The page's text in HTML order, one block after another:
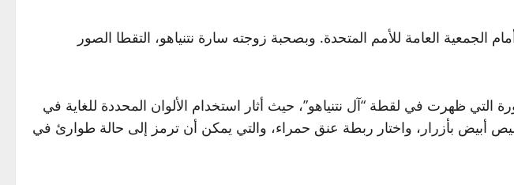
الجمعية العامة للأمم المتحدة. وبصحبة زوجته سارة نتنياهو، التقطا الصور
ظهرت في لقطة “آل نتنياهو”، حيث أثار استخدام الألوان المحددة للغاية في
قميص أبيض بأزرار، واختار ربطة عنق حمراء، والتي يمكن أن ترمز إلى حالة طوارئ في